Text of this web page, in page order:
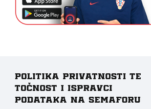
Politika privatnosti te
točnost i ispravci
podataka na Semaforu